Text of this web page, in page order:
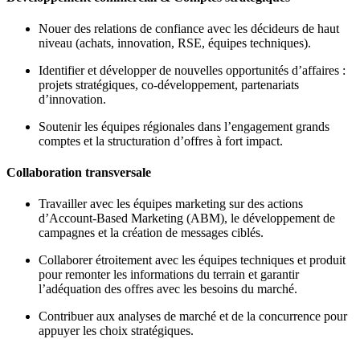
Nouer des relations de confiance avec les décideurs de haut
niveau (achats, innovation, RSE, équipes techniques).
Identifier et développer de nouvelles opportunités d’affaires :
projets stratégiques, co-développement, partenariats
d’innovation.
Soutenir les équipes régionales dans l’engagement grands
comptes et la structuration d’offres à fort impact.
Collaboration transversale
Travailler avec les équipes marketing sur des actions
d’Account-Based Marketing (ABM), le développement de
campagnes et la création de messages ciblés.
Collaborer étroitement avec les équipes techniques et produit
pour remonter les informations du terrain et garantir
l’adéquation des offres avec les besoins du marché.
Contribuer aux analyses de marché et de la concurrence pour
appuyer les choix stratégiques.